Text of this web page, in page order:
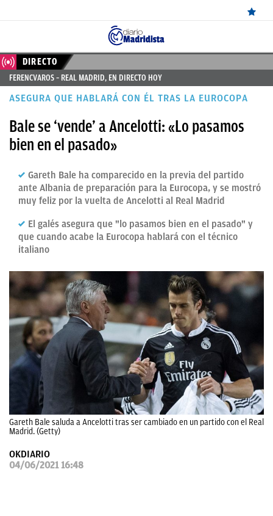
ÚLTIMAS
NOTICIAS
MADRID
BALONCESTO
CANTERA
FICHAJES
DIRECTO
FEMENINO
OKDIARIO
DIRECTO
FERENCVAROS – REAL MADRID, EN DIRECTO HOY
ASEGURA QUE HABLARÁ CON ÉL TRAS LA EUROCOPA
Bale se ‘vende’ a Ancelotti: «Lo pasamos
bien en el pasado»
Gareth Bale ha comparecido en la previa del partido
ante Albania de preparación para la Eurocopa, y se mostró
muy feliz por la vuelta de Ancelotti al Real Madrid
El galés asegura que "lo pasamos bien en el pasado" y
que cuando acabe la Eurocopa hablará con el técnico
italiano
Gareth Bale saluda a Ancelotti tras ser cambiado en un partido con el Real
Madrid. (Getty)
OKDIARIO
04/06/2021 16:48